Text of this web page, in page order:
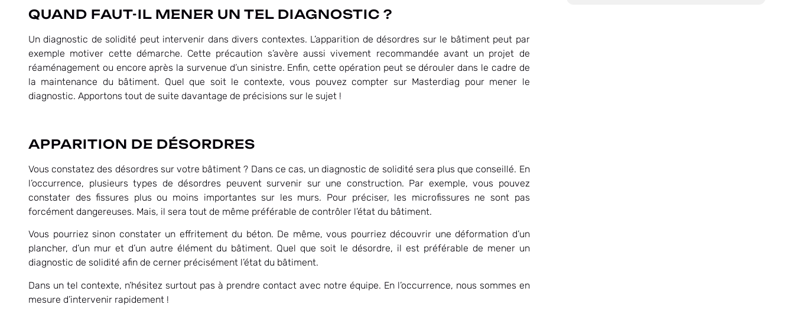
QUAND FAUT-IL MENER UN TEL DIAGNOSTIC ?
Un diagnostic de solidité peut intervenir dans divers contextes. L’apparition de désordres sur le bâtiment peut par
exemple motiver cette démarche. Cette précaution s’avère aussi vivement recommandée avant un projet de
réaménagement ou encore après la survenue d’un sinistre. Enfin, cette opération peut se dérouler dans le cadre de
la maintenance du bâtiment. Quel que soit le contexte, vous pouvez compter sur Masterdiag pour mener le
diagnostic. Apportons tout de suite davantage de précisions sur le sujet !
APPARITION DE DÉSORDRES
Vous constatez des désordres sur votre bâtiment ? Dans ce cas, un diagnostic de solidité sera plus que conseillé. En
l’occurrence, plusieurs types de désordres peuvent survenir sur une construction. Par exemple, vous pouvez
constater des fissures plus ou moins importantes sur les murs. Pour préciser, les microfissures ne sont pas
forcément dangereuses. Mais, il sera tout de même préférable de contrôler l’état du bâtiment.
Vous pourriez sinon constater un effritement du béton. De même, vous pourriez découvrir une déformation d’un
plancher, d’un mur et d’un autre élément du bâtiment. Quel que soit le désordre, il est préférable de mener un
diagnostic de solidité afin de cerner précisément l’état du bâtiment.
Dans un tel contexte, n’hésitez surtout pas à prendre contact avec notre équipe. En l’occurrence, nous sommes en
mesure d’intervenir rapidement !